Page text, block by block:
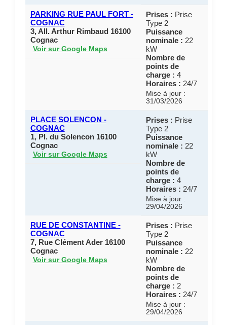
PARKING RUE PAUL FORT -
COGNAC
3, All. Arthur Rimbaud 16100
Cognac
Voir sur Google Maps
Prises : Prise
Type 2
Puissance
nominale : 22
kW
Nombre de
points de
charge : 4
Horaires : 24/7
Mise à jour :
31/03/2026
PLACE SOLENCON -
COGNAC
1, Pl. du Solencon 16100
Cognac
Voir sur Google Maps
Prises : Prise
Type 2
Puissance
nominale : 22
kW
Nombre de
points de
charge : 4
Horaires : 24/7
Mise à jour :
29/04/2026
RUE DE CONSTANTINE -
COGNAC
7, Rue Clément Ader 16100
Cognac
Voir sur Google Maps
Prises : Prise
Type 2
Puissance
nominale : 22
kW
Nombre de
points de
charge : 2
Horaires : 24/7
Mise à jour :
29/04/2026